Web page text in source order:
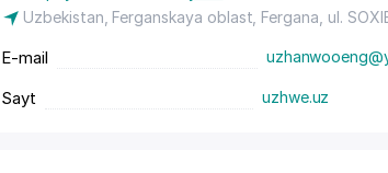
Uzbekistan, Ferganskaya oblast, Fergana, ul.
E-mail
Sayt uzhwe.uz